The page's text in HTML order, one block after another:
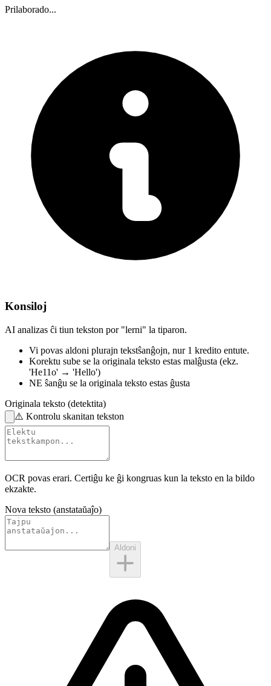
Prilaborado...
Konsiloj
AI analizas ĉi tiun tekston por "lerni" la tiparon.
Vi povas aldoni plurajn tekstŝanĝojn, nur 1 kredito entute.
Korektu sube se la originala teksto estas malĝusta (ekz.
'He11o' → 'Hello')
NE ŝanĝu se la originala teksto estas ĝusta
Originala teksto (detektita)
⚠️ Kontrolu skanitan tekston
OCR povas erari. Certiĝu ke ĝi kongruas kun la teksto en la bildo
ekzakte.
Nova teksto (anstataŭaĵo)
Aldoni